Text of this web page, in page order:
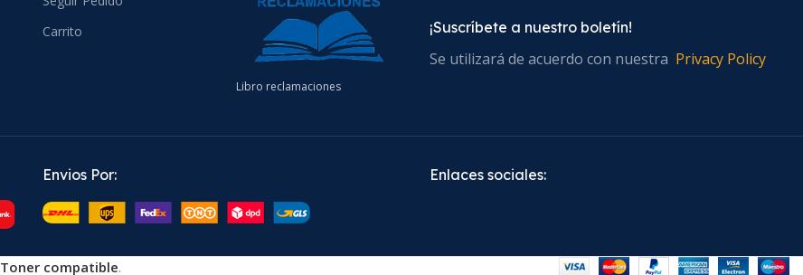
Carrito
Libro reclamaciones
¡Suscríbete a nuestro boletín!
Se utilizará de acuerdo con nuestra Privacy Policy
Envios Por: Enlaces sociales:
Toner compatible.